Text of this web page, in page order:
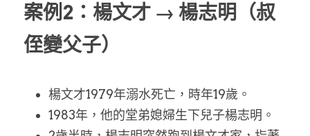
案例2：楊文才 → 楊志明（叔
侄變父子）
楊文才1979年溺水死亡，時年19歲。
1983年，他的堂弟媳婦生下兒子楊志明。